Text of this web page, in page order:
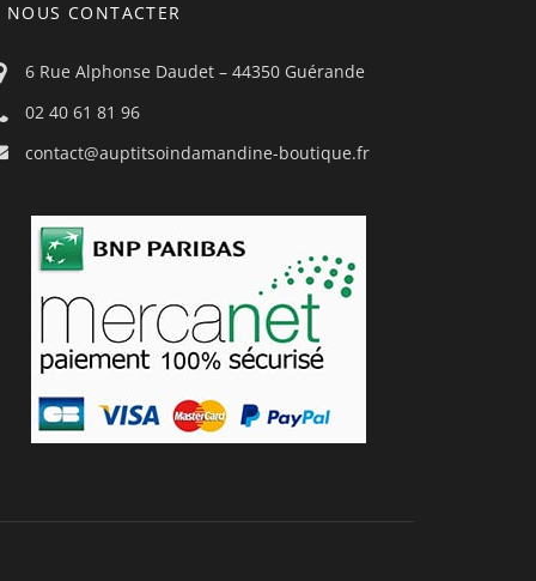
NOUS CONTACTER
6 Rue Alphonse Daudet – 44350 Guérande
02 40 61 81 96
contact@auptitsoindamandine-boutique.fr